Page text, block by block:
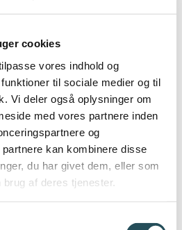
cookies
vores indhold og
til sociale medier og til
Vi deler også oplysninger om
med vores partnere inden
og
kan kombinere disse
du har givet dem, eller som
af deres tjenester.
adfærd
i henhold til
kan ikke fraviges til
og det er således
afkald på rettigheder i
gælder for alle
lønmodtagerens
lønmodtageren